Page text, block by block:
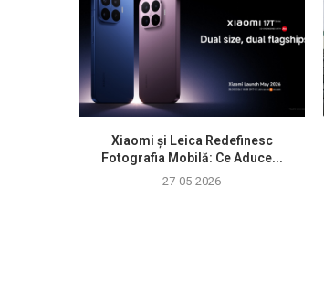
Xiaomi și Leica Redefinesc
Fotografia Mobilă: Ce Aduce...
27-05-2026